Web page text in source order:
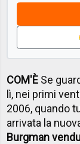
COM'È Se
lì, nei primi
2006, quando
arrivata la
Burgman